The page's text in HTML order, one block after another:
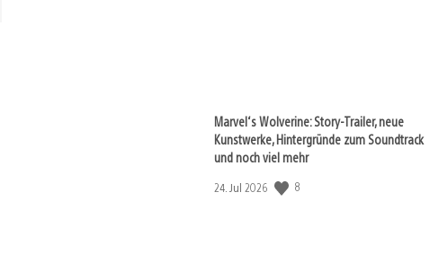
Marvel‘s Wolverine: Story-Trailer, neue
Kunstwerke, Hintergründe zum Soundtrack
und noch viel mehr
Veröffentlichungsdatum:
24. Jul 2026 8